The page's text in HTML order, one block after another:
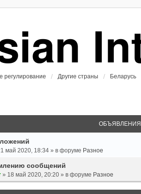
регулирование Другие страны Беларусь
ОБЪЯВЛЕНИЯ
май 2020, 18:34 » в форуме Разное
сообщений
» 18 май 2020, 20:20 » в форуме Разное